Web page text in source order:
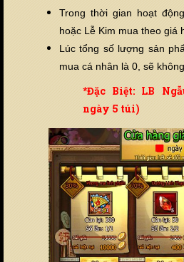
Trong thời gian hoạt
hoặc Lễ Kim mua theo giá
Lúc tổng số lượng sản
mua cá nhân là 0, sẽ
*Đặc Biệt: LB
ngày 5 túi)